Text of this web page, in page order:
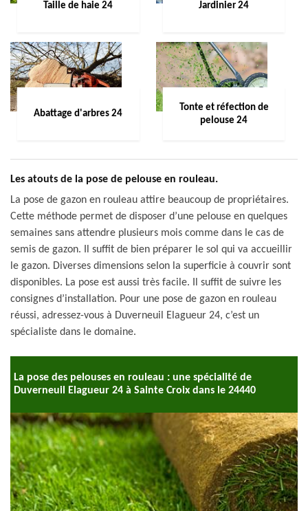
Taille de haie 24 Jardinier 24
Abattage d'arbres 24
Tonte et réfection de
pelouse 24
Les atouts de la pose de pelouse en rouleau.
La pose de gazon en rouleau attire beaucoup de propriétaires.
Cette méthode permet de disposer d’une pelouse en quelques
semaines sans attendre plusieurs mois comme dans le cas de
semis de gazon. Il suffit de bien préparer le sol qui va accueillir
le gazon. Diverses dimensions selon la superficie à couvrir sont
disponibles. La pose est aussi très facile. Il suffit de suivre les
consignes d’installation. Pour une pose de gazon en rouleau
réussi, adressez-vous à Duverneuil Elagueur 24, c’est un
spécialiste dans le domaine.
La pose des pelouses en rouleau : une spécialité de
Duverneuil Elagueur 24 à Sainte Croix dans le 24440